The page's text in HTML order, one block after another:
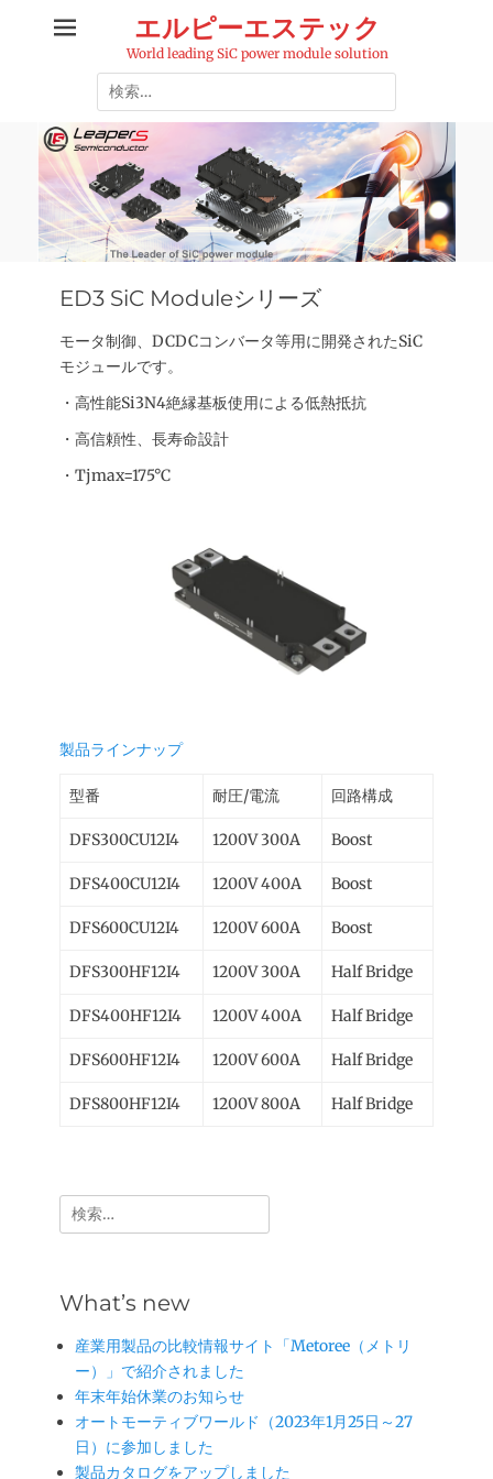
エルピーエステック
World leading SiC power module solution
検
索:
ED3 SiC Moduleシリーズ
モータ制御、DCDCコンバータ等用に開発されたSiC
モジュールです。
・高性能Si3N4絶縁基板使用による低熱抵抗
・高信頼性、長寿命設計
・Tjmax=175°C
製品ラインナップ
型番 耐圧/電流 回路構成
DFS300CU12I4 1200V 300A Boost
DFS400CU12I4 1200V 400A Boost
DFS600CU12I4 1200V 600A Boost
DFS300HF12I4 1200V 300A Half Bridge
DFS400HF12I4 1200V 400A Half Bridge
DFS600HF12I4 1200V 600A Half Bridge
DFS800HF12I4 1200V 800A Half Bridge
検
索:
What’s new
産業用製品の比較情報サイト「Metoree（メトリ
ー）」で紹介されました
年末年始休業のお知らせ
オートモーティブワールド（2023年1月25日～27
日）に参加しました
製品カタログをアップしました